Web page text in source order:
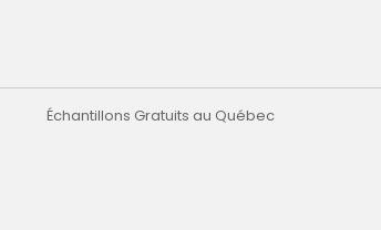
Échantillons Gratuits au Québec